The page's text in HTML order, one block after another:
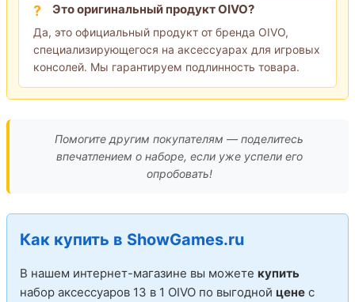
Это оригинальный продукт OIVO?
Да, это официальный продукт от бренда OIVO,
специализирующегося на аксессуарах для игровых
консолей. Мы гарантируем подлинность товара.
Помогите другим покупателям — поделитесь
впечатлением о наборе, если уже успели его
опробовать!
Как купить в ShowGames.ru
В нашем интернет-магазине вы можете купить
набор аксессуаров 13 в 1 OIVO по выгодной цене с